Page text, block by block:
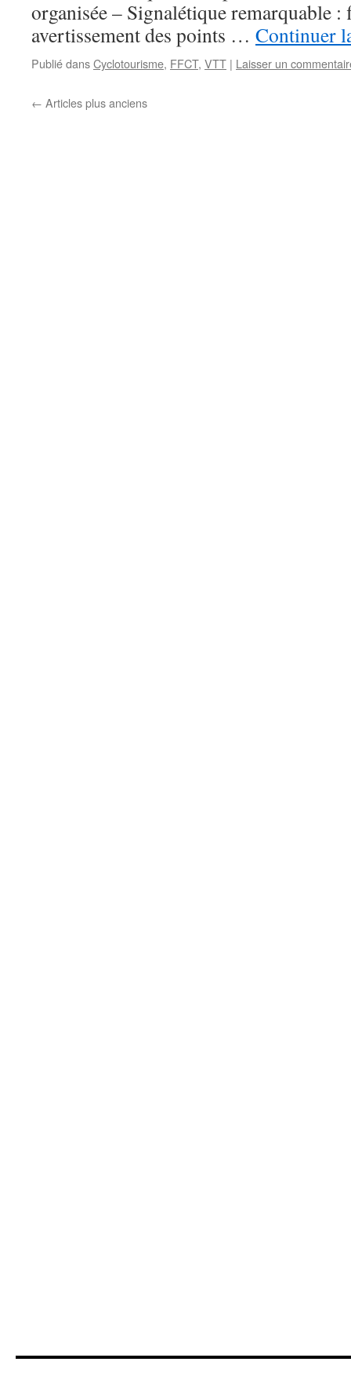
organisée – Signalétique remarquable :
avertissement des points … Continuer
Publié dansCyclotourisme, FFCT, VTT | Laisser un
← Articles plus anciens